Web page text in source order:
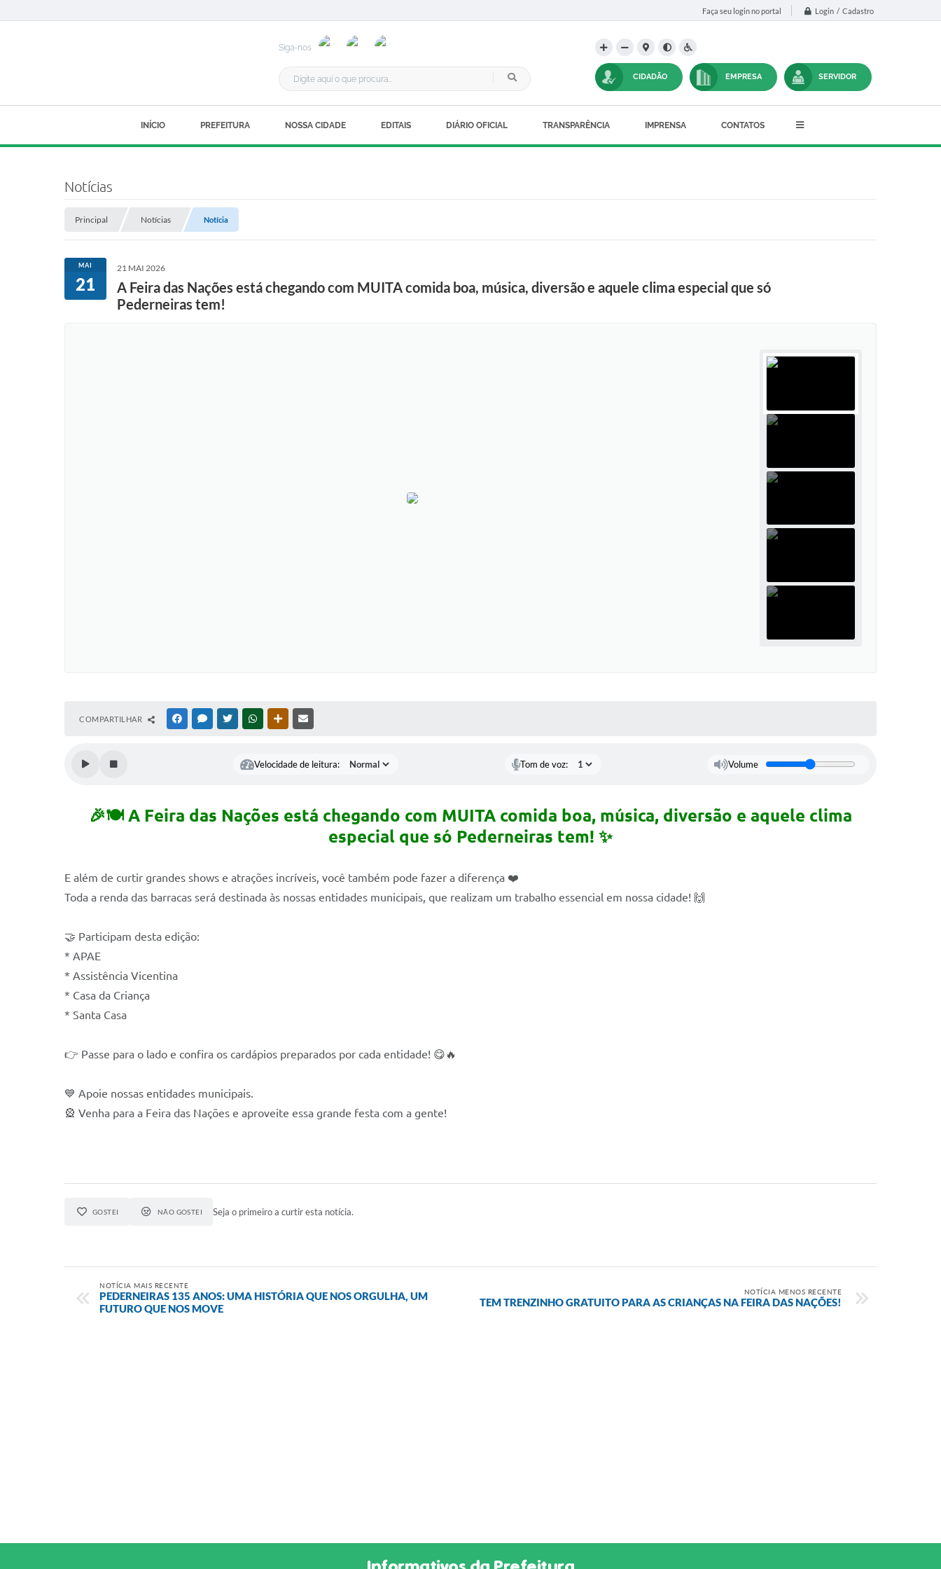
Faça seu login no portal Login / Cadastro
Siga-nos
CIDADÃO EMPRESA SERVIDOR
INÍCIO PREFEITURA NOSSA CIDADE EDITAIS DIÁRIO OFICIAL TRANSPARÊNCIA IMPRENSA CONTATOS
Notícias
Principal Notícias Notícia
MAI
21
21 MAI 2026
A Feira das Nações está chegando com MUITA comida boa, música, diversão e aquele clima especial que só
Pederneiras tem!
COMPARTILHAR FACEBOOKMESSENGER
TWITTERWHATSAPPOUTRAS MÍDIAS
Velocidade de leitura: Tom de voz: Volume
🎉🍽️ A Feira das Nações está chegando com MUITA comida boa, música, diversão e aquele clima
especial que só Pederneiras tem! ✨
E além de curtir grandes shows e atrações incríveis, você também pode fazer a diferença ❤️
Toda a renda das barracas será destinada às nossas entidades municipais, que realizam um trabalho essencial em nossa cidade! 🙌
🤝 Participam desta edição:
* APAE
* Assistência Vicentina
* Casa da Criança
* Santa Casa
👉 Passe para o lado e confira os cardápios preparados por cada entidade! 😋🔥
💙 Apoie nossas entidades municipais.
🎡 Venha para a Feira das Nações e aproveite essa grande festa com a gente!
GOSTEI NÃO GOSTEI Seja o primeiro a curtir esta notícia.
NOTÍCIA MAIS RECENTE
PEDERNEIRAS 135 ANOS: UMA HISTÓRIA QUE NOS ORGULHA, UM
FUTURO QUE NOS MOVE
NOTÍCIA MENOS RECENTE
TEM TRENZINHO GRATUITO PARA AS CRIANÇAS NA FEIRA DAS NAÇÕES!